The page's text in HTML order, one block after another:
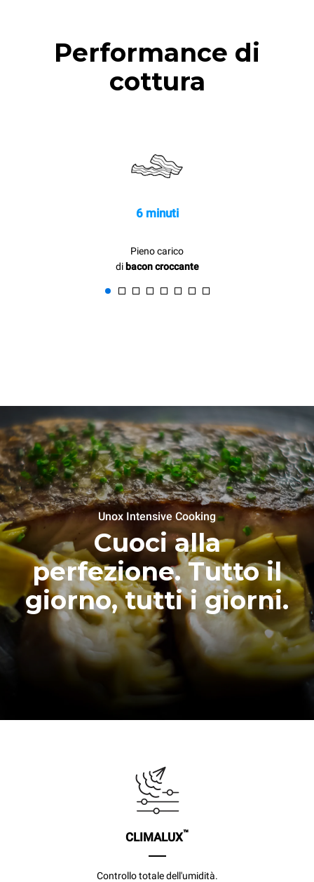
Performance di
cottura
6 minuti
Pieno carico
di bacon croccante
Unox Intensive Cooking
Cuoci alla
perfezione. Tutto il
giorno, tutti i giorni.
CLIMALUX™
Controllo totale dell'umidità.